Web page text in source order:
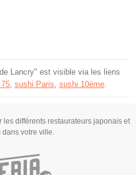
Lancry" est visible via les liens
, sushi Paris, sushi 10ème.
différents restaurateurs japonais et
dans votre ville.